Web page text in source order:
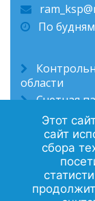
По
области
Счетная
округа
Политика
Этот
сайт
сбора